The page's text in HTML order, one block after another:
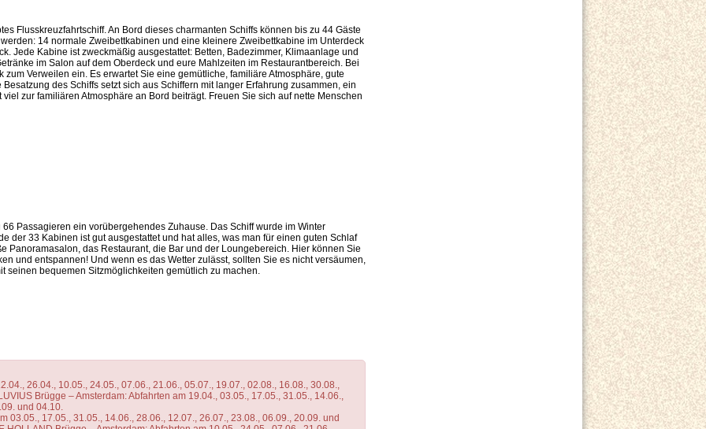
Flusskreuzfahrtschiff. An Bord dieses charmanten Schiffs können bis zu 44 Gäste
14 normale Zweibettkabinen und eine kleinere Zweibettkabine im Unterdeck
Jede Kabine ist zweckmäßig ausgestattet: Betten, Badezimmer, Klimaanlage und
im Salon auf dem Oberdeck und eure Mahlzeiten im Restaurantbereich. Bei
Verweilen ein. Es erwartet Sie eine gemütliche, familiäre Atmosphäre, gute
des Schiffs setzt sich aus Schiffern mit langer Erfahrung zusammen, ein
zur familiären Atmosphäre an Bord beiträgt. Freuen Sie sich auf nette Menschen
Passagieren ein vorübergehendes Zuhause. Das Schiff wurde im Winter
der 33 Kabinen ist gut ausgestattet und hat alles, was man für einen guten Schlaf
Panoramasalon, das Restaurant, die Bar und der Loungebereich. Hier können Sie
und entspannen! Und wenn es das Wetter zulässt, sollten Sie es nicht versäumen,
seinen bequemen Sitzmöglichkeiten gemütlich zu machen.
26.04., 10.05., 24.05., 07.06., 21.06., 05.07., 19.07., 02.08., 16.08., 30.08.,
Brügge – Amsterdam: Abfahrten am 19.04., 03.05., 17.05., 31.05., 14.06.,
und 04.10.
03.05., 17.05., 31.05., 14.06., 28.06., 12.07., 26.07., 23.08., 06.09., 20.09. und